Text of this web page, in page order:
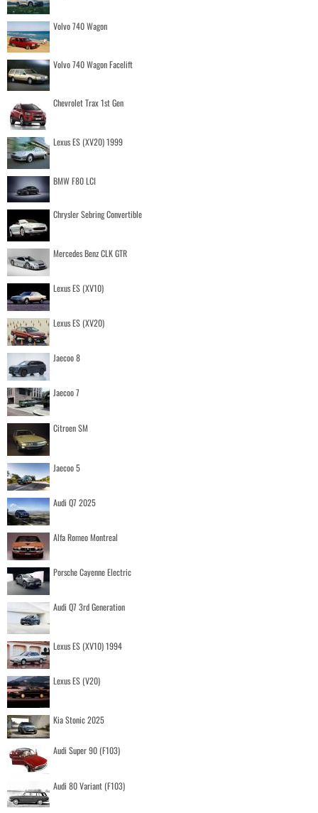
Volvo 740 Wagon
Volvo 740 Wagon Facelift
Chevrolet Trax 1st Gen
Lexus ES (XV20) 1999
BMW F80 LCI
Chrysler Sebring Convertible
Mercedes Benz CLK GTR
Lexus ES (XV10)
Lexus ES (XV20)
Jaecoo 8
Jaecoo 7
Citroen SM
Jaecoo 5
Audi Q7 2025
Alfa Romeo Montreal
Porsche Cayenne Electric
Audi Q7 3rd Generation
Lexus ES (XV10) 1994
Lexus ES (V20)
Kia Stonic 2025
Audi Super 90 (F103)
Audi 80 Variant (F103)